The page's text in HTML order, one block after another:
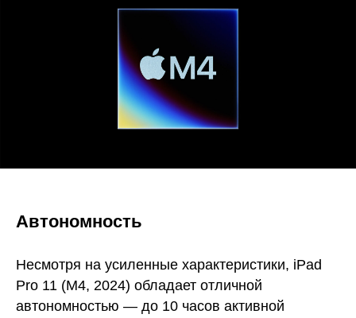
Автономность
Несмотря на усиленные характеристики, iPad
Pro 11 (M4, 2024) обладает отличной
автономностью — до 10 часов активной